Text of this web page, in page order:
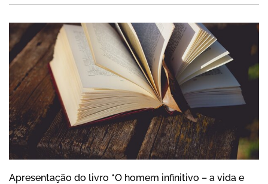
Apresentação do livro “O homem
Apresentação do livro “O homem infinitivo – a vida e